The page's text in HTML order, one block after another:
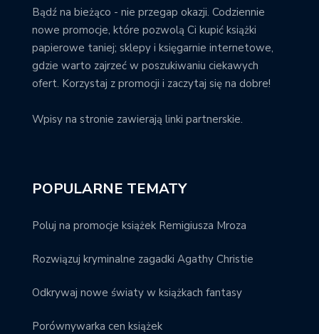
Bądź na bieżąco - nie przegap okazji. Codziennie
nowe promocje, które pozwolą Ci kupić książki
papierowe taniej; sklepy i księgarnie internetowe,
gdzie warto zajrzeć w poszukiwaniu ciekawych
ofert. Korzystaj z promocji i zaczytaj się na dobre!
Wpisy na stronie zawierają linki partnerskie.
POPULARNE TEMATY
Poluj na promocje książek Remigiusza Mroza
Rozwiązuj kryminalne zagadki Agathy Christie
Odkrywaj nowe światy w książkach fantasy
Porównywarka cen książek